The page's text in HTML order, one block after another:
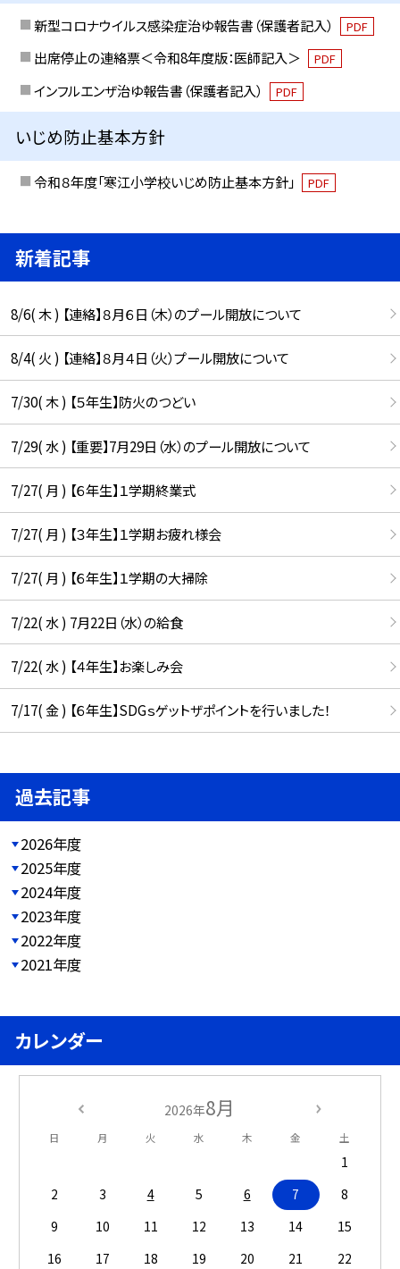
新型コロナウイルス感染症治ゆ報告書（保護者記入） PDF
出席停止の連絡票＜令和8年度版：医師記入＞ PDF
インフルエンザ治ゆ報告書（保護者記入） PDF
いじめ防止基本方針
令和８年度「寒江小学校いじめ防止基本方針」 PDF
新着記事
8/6( 木 ) 【連絡】８月６日（木）のプール開放について
8/4( 火 ) 【連絡】８月４日（火）プール開放について
7/30( 木 ) 【５年生】防火のつどい
7/29( 水 ) 【重要】7月29日（水）のプール開放について
7/27( 月 ) 【６年生】１学期終業式
7/27( 月 ) 【３年生】１学期お疲れ様会
7/27( 月 ) 【６年生】１学期の大掃除
7/22( 水 ) 7月22日（水）の給食
7/22( 水 ) 【４年生】お楽しみ会
7/17( 金 ) 【６年生】SDGｓゲットザポイントを行いました！
過去記事
2026年度
2025年度
2024年度
2023年度
2022年度
2021年度
カレンダー
2026年8月
日 月 火 水 木 金 土
1
2
3 4 5 6 7
8
9
10 11 12 13 14
15
16
17 18 19 20 21
22